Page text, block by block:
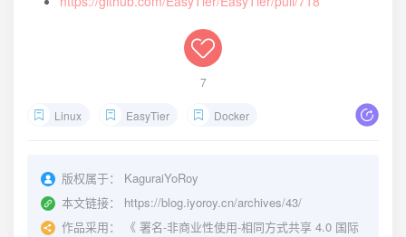
7
Linux EasyTier Docker
版权属于：
KaguraiYoRoy
本文链接：
https://blog.iyoroy.cn/archives/43/
作品采用：
《 署名-非商业性使用-相同方式共享 4.0 国际